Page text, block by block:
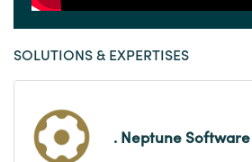
SOLUTIONS & EXPERTISES
. Neptune Software